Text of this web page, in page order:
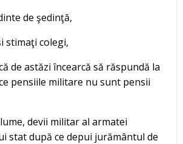
de şedinţă,
stimaţi colegi,
de astăzi încearcă să răspundă la
pensiile militare nu sunt pensii
devii militar al armatei
stat după ce depui jurământul de